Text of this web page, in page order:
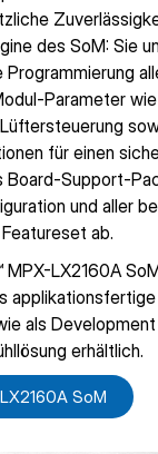
des SoM: Sie
Parameter
für einen
Board-Support-
und aller
ab.
MPX-LX2160A
als
erhältlich.
SoM